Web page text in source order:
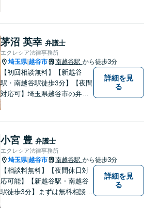
リーで安心して相談いただけ
ます。お気軽にご相談くださ
い。
茅沼 英幸 弁護士
エクレシア法律事務所
埼玉県|越谷市 南越谷駅 から徒歩3分
【初回相談無料】【新越谷
駅・南越谷駅徒歩3分】【夜間
対応可】埼玉県越谷市の弁護
詳細を見
る
小宮 豊 弁護士
エクレシア法律事務所
埼玉県|越谷市 南越谷駅 から徒歩3分
【相談料無料】【夜間休日対
応可能】【新越谷駅・南越谷
駅徒歩3分】まずは無料相談
詳細を見
る